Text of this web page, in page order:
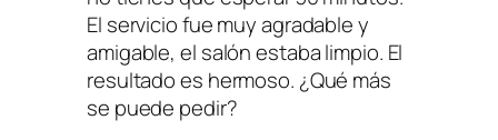
El servicio fue muy agradable y
amigable, el salón estaba limpio. El
resultado es hermoso. ¿Qué más
se puede pedir?